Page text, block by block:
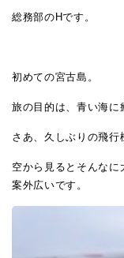
総務部のHです。
初めての宮古島。
旅の目的は、青い海に
さあ、久しぶりの飛行
空から見るとそんなに
案外広いです。